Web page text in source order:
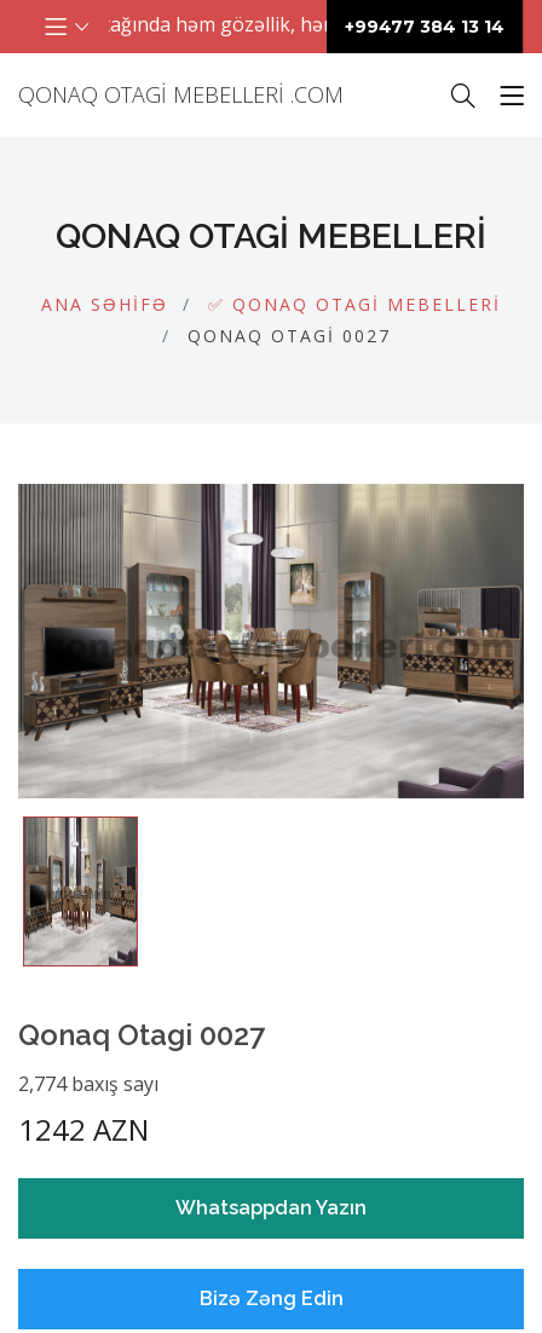
otağında həm gözəllik, həm də rahatlıq yaradır.
+99477 384 13 14
QONAQ OTAGI MEBELLERI .COM
QONAQ OTAGI MEBELLERI
ANA SƏHIFƏ
✅ QONAQ OTAGI MEBELLERI
QONAQ OTAGI 0027
Qonaq Otagi 0027
2,774 baxış sayı
1242 AZN
Whatsappdan Yazın
Bizə Zəng Edin